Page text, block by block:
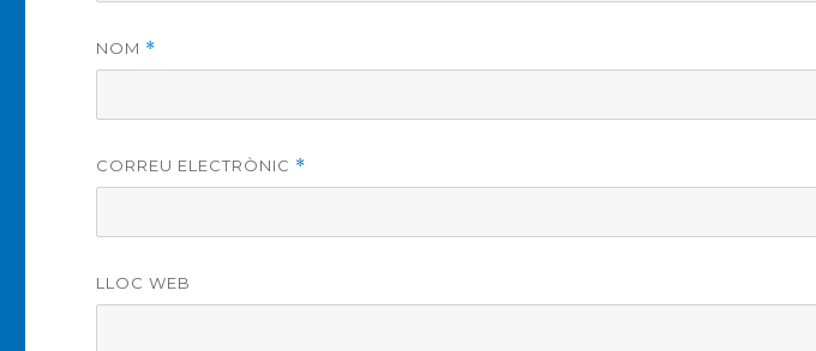
NOM *
CORREU ELECTRÒNIC *
LLOC WEB